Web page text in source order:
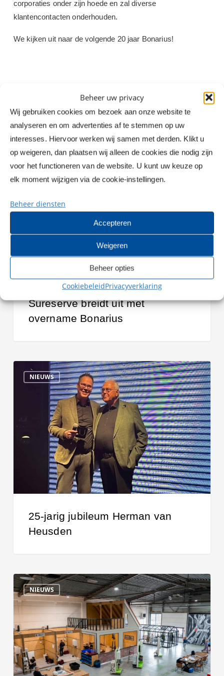
Beheer uw privacy
Wij gebruiken cookies om bezoek aan onze website te
analyseren en om advertenties af te stemmen op uw
interesses. Hiervoor werken wij samen met derden. Klikt u
op weigeren, dan plaatsen wij alleen de cookies die nodig zijn
voor het functioneren van de website. U kunt uw keuze op
elk moment wijzigen via de cookie-instellingen.
Beheer diensten
Accepteren
Weigeren
Beheer opties
CookiebeleidPrivacyverklaring
corporaties onder zijn hoede en zal diverse
klantencontacten onderhouden.
We kijken uit naar de volgende 20 jaar Bonarius!
NIEUWS
Sureserve
breidt
uit
overname
Sureserve breidt uit met
overname Bonarius
NIEUWS
jarig
25-jarig jubileum Herman van
Heusden
NIEUWS
De
Bonarius
Academy:
sky
is
the
limit